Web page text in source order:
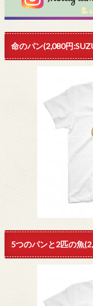
命のパン(2,080円
5つのパンと2匹の魚